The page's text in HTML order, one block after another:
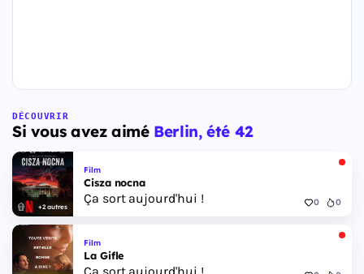
DÉCOUVRIR
Si vous avez aimé Berlin, été 42
+2 autres
Film
Cisza nocna
Ça sort aujourd'hui ! 0 0
Film
La Gifle
Ça sort aujourd'hui !